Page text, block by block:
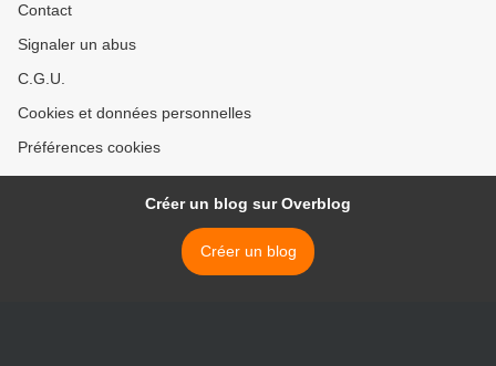
Contact
Signaler un abus
C.G.U.
Cookies et données personnelles
Préférences cookies
Créer un blog sur Overblog
Créer un blog